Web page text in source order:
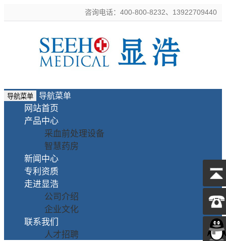
咨询电话：400-800-8232、13922709440
导航菜单 导航菜单
网站首页
产品中心
采血前处理设备
智慧药房
新闻中心
专利资质
走进显浩
公司介绍
企业文化
联系我们
人才招聘